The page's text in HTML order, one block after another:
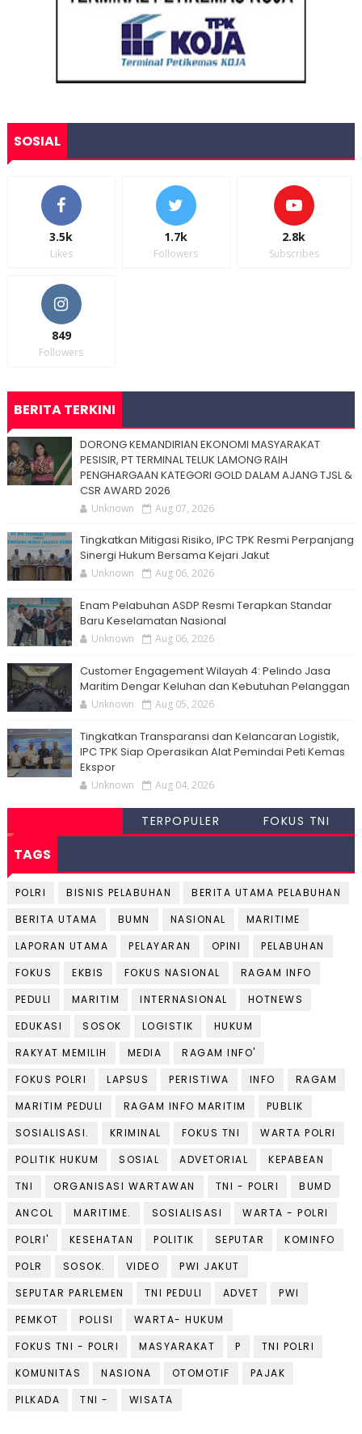
SOSIAL
3.5k
Likes
1.7k
Followers
2.8k
Subscribes
849
Followers
BERITA TERKINI
DORONG KEMANDIRIAN EKONOMI MASYARAKAT
PESISIR, PT TERMINAL TELUK LAMONG RAIH
PENGHARGAAN KATEGORI GOLD DALAM AJANG TJSL &
CSR AWARD 2026
Unknown Aug 07, 2026
Tingkatkan Mitigasi Risiko, IPC TPK Resmi Perpanjang
Sinergi Hukum Bersama Kejari Jakut
Unknown Aug 06, 2026
Enam Pelabuhan ASDP Resmi Terapkan Standar
Baru Keselamatan Nasional
Unknown Aug 06, 2026
Customer Engagement Wilayah 4: Pelindo Jasa
Maritim Dengar Keluhan dan Kebutuhan Pelanggan
Unknown Aug 05, 2026
Tingkatkan Transparansi dan Kelancaran Logistik,
IPC TPK Siap Operasikan Alat Pemindai Peti Kemas
Ekspor
Unknown Aug 04, 2026
TERPOPULER FOKUS TNI
TAGS
POLRI BISNIS PELABUHAN
BERITA UTAMA PELABUHAN
BERITA UTAMA
BUMN NASIONAL
MARITIME
LAPORAN UTAMA
PELAYARAN OPINI
PELABUHAN
FOKUS
EKBIS FOKUS NASIONAL
RAGAM INFO
PEDULI
MARITIM INTERNASIONAL
HOTNEWS
EDUKASI
SOSOK LOGISTIK
HUKUM
RAKYAT MEMILIH
MEDIA
RAGAM INFO'
FOKUS POLRI
LAPSUS PERISTIWA INFO
RAGAM
MARITIM PEDULI
RAGAM INFO MARITIM
PUBLIK
SOSIALISASI.
KRIMINAL FOKUS TNI
WARTA POLRI
POLITIK HUKUM
SOSIAL ADVETORIAL
KEPABEAN
TNI
ORGANISASI WARTAWAN TNI - POLRI
BUMD
ANCOL
MARITIME. SOSIALISASI
WARTA - POLRI
POLRI'
KESEHATAN POLITIK SEPUTAR
KOMINFO
POLR
SOSOK. VIDEO
PWI JAKUT
SEPUTAR PARLEMEN
TNI PEDULI ADVET
PWI
PEMKOT
POLISI
WARTA- HUKUM
FOKUS TNI - POLRI
MASYARAKAT P
TNI POLRI
KOMUNITAS
NASIONA OTOMOTIF
PAJAK
PILKADA
TNI - WISATA